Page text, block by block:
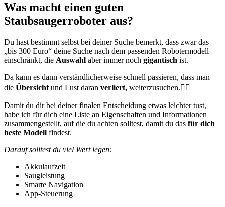
Was macht einen guten
Staubsaugerroboter aus?
Du hast bestimmt selbst bei deiner Suche bemerkt, dass zwar das
„bis 300 Euro“ deine Suche nach dem passenden Robotermodell
einschränkt, die Auswahl aber immer noch gigantisch ist.
Da kann es dann verständlicherweise schnell passieren, dass man
die Übersicht und Lust daran verliert, weiterzusuchen.😮‍💨
Damit du dir bei deiner finalen Entscheidung etwas leichter tust,
habe ich für dich eine Liste an Eigenschaften und Informationen
zusammengestellt, auf die du achten solltest, damit du das für dich
beste Modell findest.
Darauf solltest du viel Wert legen:
Akkulaufzeit
Saugleistung
Smarte Navigation
App-Steuerung